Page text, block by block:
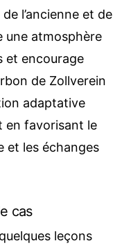
l’ancienne et de
une atmosphère
et encourage
de Zollverein
adaptative
en favorisant le
et les échanges
cas
leçons